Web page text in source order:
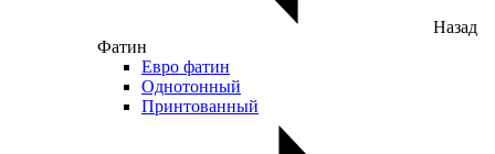
Назад
Фатин
Евро фатин
Однотонный
Принтованный